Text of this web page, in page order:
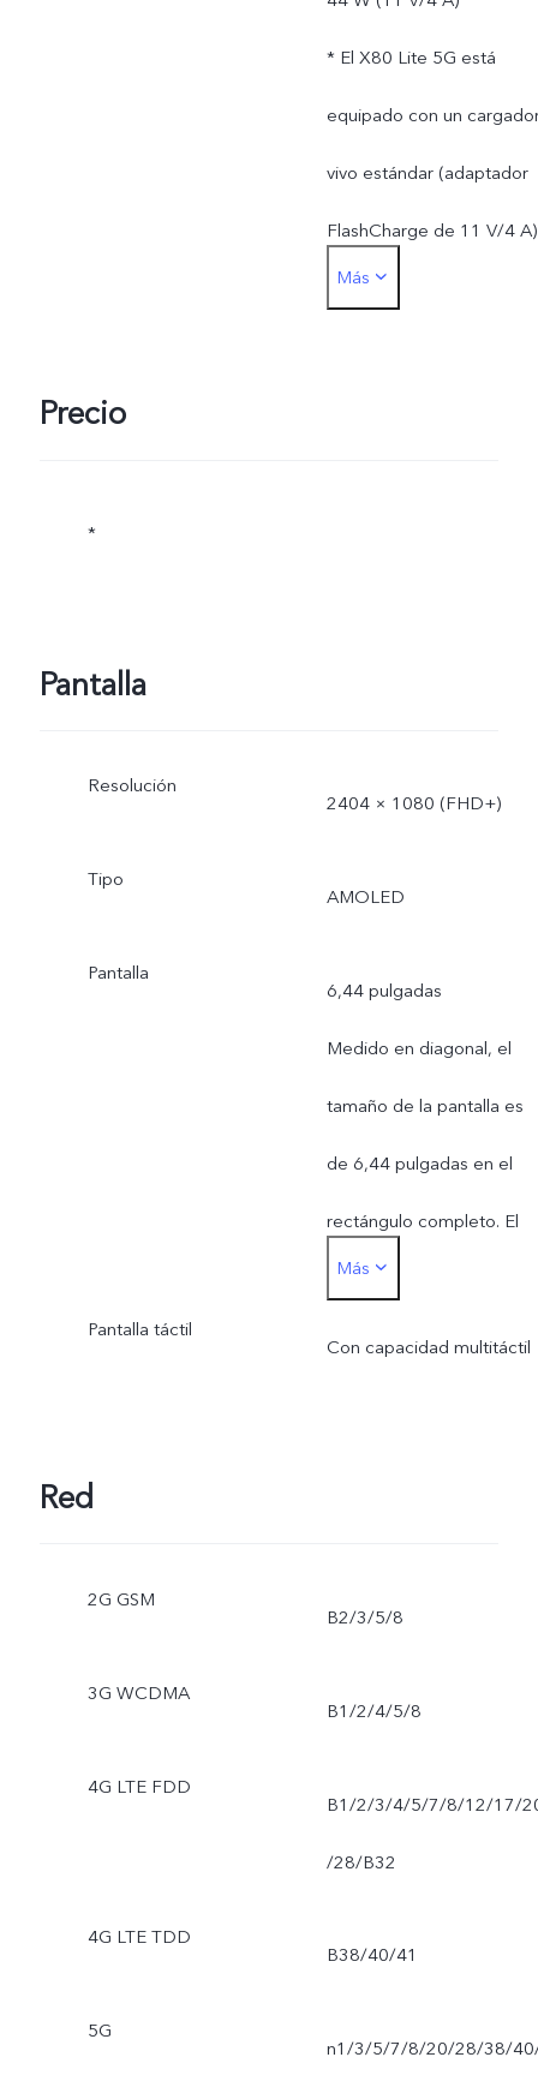
* El X80 Lite 5G está
equipado con un
vivo estándar (adaptador
FlashCharge de 11 V/4 A)
y admite hasta 44 W. La
Más
Precio
*
Pantalla
Resolución
2404 × 1080 (FHD+)
Tipo
AMOLED
Pantalla
6,44 pulgadas
Medido en diagonal, el
tamaño de la pantalla es
de 6,44 pulgadas en el
rectángulo completo. El
área de visualización real
es ligeramente más
Más
Pantalla táctil
Con capacidad multitáctil
Red
2G GSM
B2/3/5/8
3G WCDMA
B1/2/4/5/8
4G LTE FDD
B1/2/3/4/5/7/8/12/17/
/28/B32
4G LTE TDD
B38/40/41
5G
n1/3/5/7/8/20/28/38/